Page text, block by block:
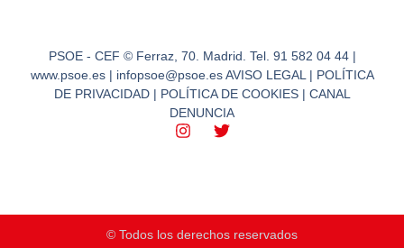
PSOE - CEF © Ferraz, 70. Madrid. Tel. 91 582 04 44 |
www.psoe.es | infopsoe@psoe.es AVISO LEGAL | POLÍTICA
DE PRIVACIDAD | POLÍTICA DE COOKIES | CANAL
DENUNCIA
© Todos los derechos reservados